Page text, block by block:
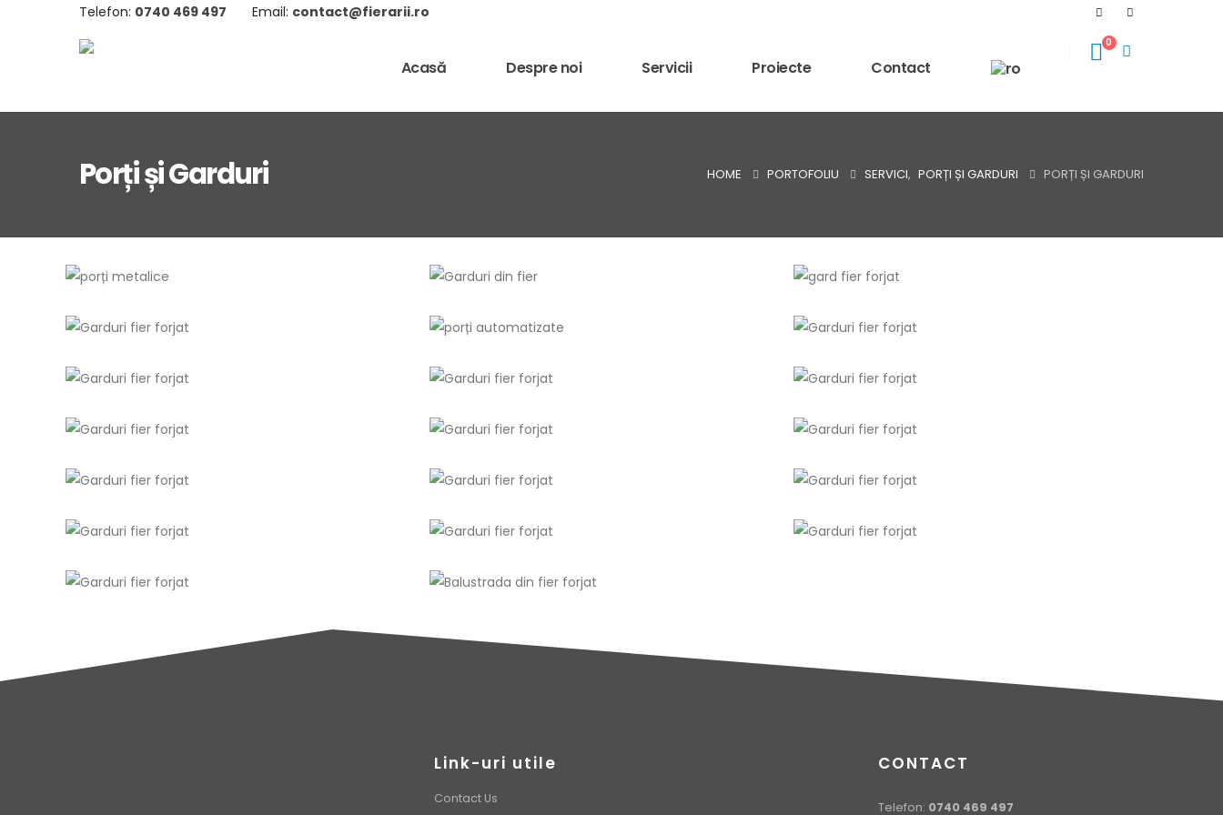
Telefon: 0740 469 497 Email: contact@fierarii.ro
Acasă Despre noi Servicii Proiecte Contact
0
Porți și Garduri HOME PORTOFOLIU SERVICI, PORȚI ȘI GARDURI PORȚI ȘI GARDURI
Link-uri utile
Contact Us
CONTACT
Telefon: 0740 469 497